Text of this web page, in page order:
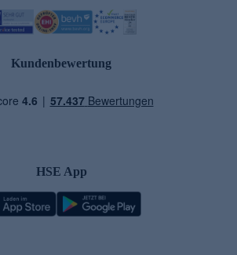
Kundenbewertung
HSE App